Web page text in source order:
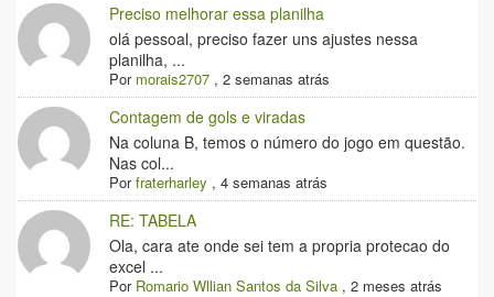
Preciso melhorar essa planilha
olá pessoal, preciso fazer uns ajustes nessa
planilha, ...
Por morais2707 ,2 semanas atrás
Contagem de gols e viradas
Na coluna B, temos o número do jogo em questão.
Nas col...
Porfraterharley ,4 semanas atrás
RE: TABELA
Ola, cara ate onde sei tem a propria protecao do
excel ...
Por Romario Wllian Santos da Silva ,2 meses atrás